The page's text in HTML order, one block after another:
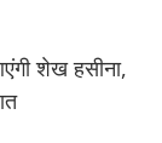
शेख हसीना,